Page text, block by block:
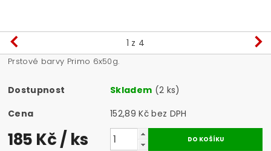
1 z 4
Prstové barvy Primo 6x50g.
Dostupnost Skladem (2 ks)
Cena
152,89 Kč bez DPH
185 Kč/ ks